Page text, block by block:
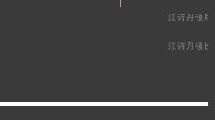
江诗丹顿郑
江诗丹顿长